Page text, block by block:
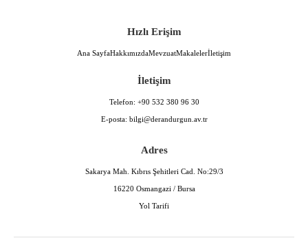
Hızlı Erişim
Ana SayfaHakkımızdaMevzuatMakalelerİletişim
İletişim
Telefon: +90 532 380 96 30
E-posta: bilgi@derandurgun.av.tr
Adres
Sakarya Mah. Kıbrıs Şehitleri Cad. No:29/3
16220 Osmangazi / Bursa
Yol Tarifi